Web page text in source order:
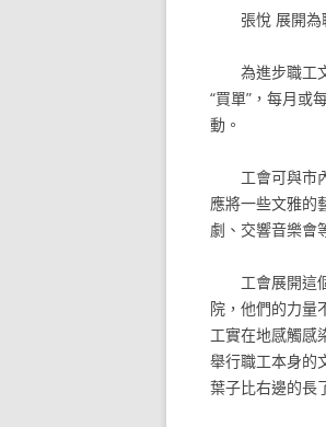
張悅 展開為
為進步職工
“買單”，每月或
動。
工會可與市
應將一些文雅的
劇、交響音樂會
工會展開這
院，他們的力量
工實在地感觸感
舉行職工本身的
葉子比右邊的長